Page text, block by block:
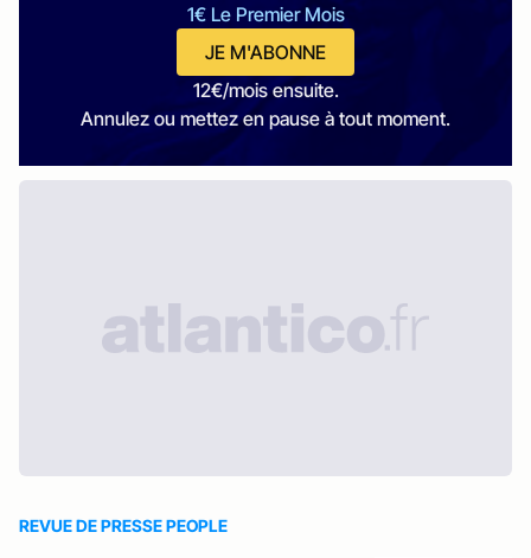
1€ Le Premier Mois
JE M'ABONNE
12€/mois ensuite.
Annulez ou mettez en pause à tout moment.
REVUE DE PRESSE PEOPLE